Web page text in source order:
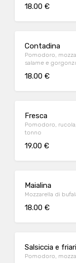
18.00 €
Contadina
Pomodoro,
salame e
18.00 €
Fresca
Pomodoro,
tonno
19.00 €
Maialina
Mozzarella di
18.00 €
Salsiccia e
Pomodoro,